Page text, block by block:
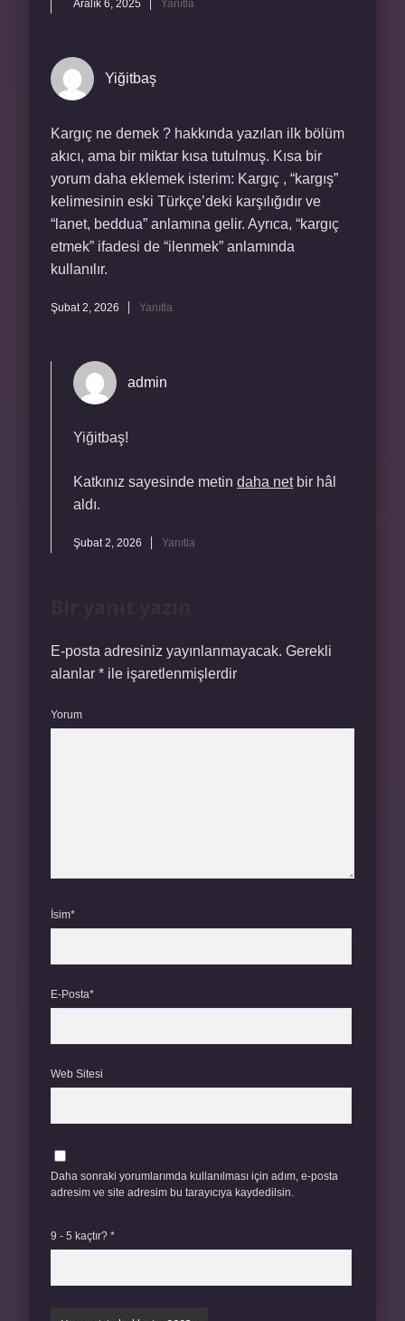
Aralık 6, 2025 Yanıtla
Yiğitbaş
Kargıç ne demek ? hakkında yazılan ilk bölüm
akıcı, ama bir miktar kısa tutulmuş. Kısa bir
yorum daha eklemek isterim: Kargıç , “kargış”
kelimesinin eski Türkçe’deki karşılığıdır ve
“lanet, beddua” anlamına gelir. Ayrıca, “kargıç
etmek” ifadesi de “ilenmek” anlamında
kullanılır.
Şubat 2, 2026 Yanıtla
admin
Yiğitbaş!
Katkınız sayesinde metin daha netbir hâl
aldı.
Şubat 2, 2026 Yanıtla
E-posta adresiniz yayınlanmayacak. Gerekli
alanlar * ile işaretlenmişlerdir
Yorum
İsim*
E-Posta*
Web Sitesi
Daha sonraki yorumlarımda kullanılması için adım, e-posta
adresim ve site adresim bu tarayıcıya kaydedilsin.
9 - 5 kaçtır? *